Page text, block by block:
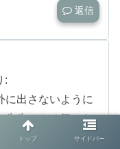
返信
:
に出さないように
先生はやる気のな
黒板に書き写すだ
トップ サイドバー